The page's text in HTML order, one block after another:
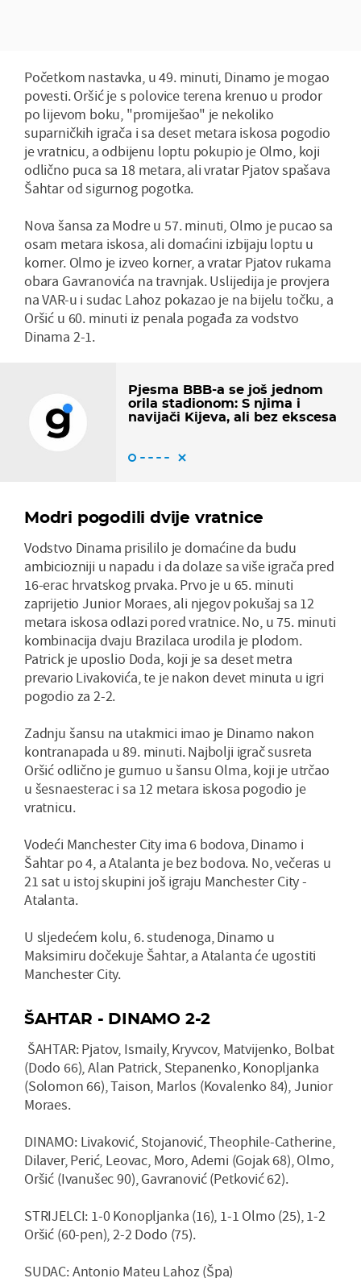
Početkom nastavka, u 49. minuti, Dinamo je mogao
povesti. Oršić je s polovice terena krenuo u prodor
po lijevom boku, "promiješao" je nekoliko
suparničkih igrača i sa deset metara iskosa pogodio
je vratnicu, a odbijenu loptu pokupio je Olmo, koji
odlično puca sa 18 metara, ali vratar Pjatov spašava
Šahtar od sigurnog pogotka.
Nova šansa za Modre u 57. minuti, Olmo je pucao sa
osam metara iskosa, ali domaćini izbijaju loptu u
korner. Olmo je izveo korner, a vratar Pjatov rukama
obara Gavranovića na travnjak. Uslijedija je provjera
na VAR-u i sudac Lahoz pokazao je na bijelu točku, a
Oršić u 60. minuti iz penala pogađa za vodstvo
Dinama 2-1.
Pjesma BBB-a se još jednom
orila stadionom: S njima i
navijači Kijeva, ali bez ekscesa
Modri pogodili dvije vratnice
Vodstvo Dinama prisililo je domaćine da budu
ambiciozniji u napadu i da dolaze sa više igrača pred
16-erac hrvatskog prvaka. Prvo je u 65. minuti
zaprijetio Junior Moraes, ali njegov pokušaj sa 12
metara iskosa odlazi pored vratnice. No, u 75. minuti
kombinacija dvaju Brazilaca urodila je plodom.
Patrick je uposlio Doda, koji je sa deset metra
prevario Livakovića, te je nakon devet minuta u igri
pogodio za 2-2.
Zadnju šansu na utakmici imao je Dinamo nakon
kontranapada u 89. minuti. Najbolji igrač susreta
Oršić odlično je gurnuo u šansu Olma, koji je utrčao
u šesnaesterac i sa 12 metara iskosa pogodio je
vratnicu.
Vodeći Manchester City ima 6 bodova, Dinamo i
Šahtar po 4, a Atalanta je bez bodova. No, večeras u
21 sat u istoj skupini još igraju Manchester City -
Atalanta.
U sljedećem kolu, 6. studenoga, Dinamo u
Maksimiru dočekuje Šahtar, a Atalanta će ugostiti
Manchester City.
ŠAHTAR - DINAMO 2-2
ŠAHTAR: Pjatov, Ismaily, Kryvcov, Matvijenko, Bolbat
(Dodo 66), Alan Patrick, Stepanenko, Konopljanka
(Solomon 66), Taison, Marlos (Kovalenko 84), Junior
Moraes.
DINAMO: Livaković, Stojanović, Theophile-Catherine,
Dilaver, Perić, Leovac, Moro, Ademi (Gojak 68), Olmo,
Oršić (Ivanušec 90), Gavranović (Petković 62).
STRIJELCI: 1-0 Konopljanka (16), 1-1 Olmo (25), 1-2
Oršić (60-pen), 2-2 Dodo (75).
SUDAC: Antonio Mateu Lahoz (Špa)